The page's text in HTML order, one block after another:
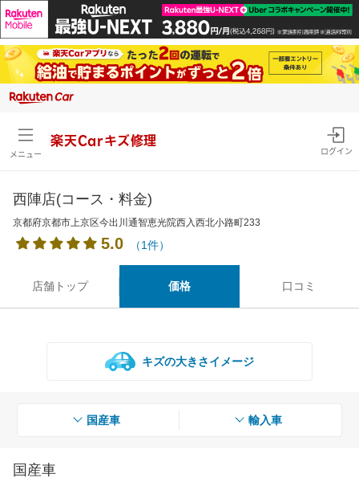
メニュー
楽天Carキズ修理
ログイン
西陣店(コース・料金)
京都府京都市上京区今出川通智恵光院西入西北小路町233
5.0 （1件）
店舗トップ 価格 口コミ
キズの大きさイメージ
国産車 輸入車
国産車